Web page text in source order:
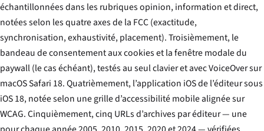
échantillonnées dans les rubriques opinion, information et direct,
notées selon les quatre axes de la FCC (exactitude,
synchronisation, exhaustivité, placement). Troisièmement, le
bandeau de consentement aux cookies et la fenêtre modale du
paywall (le cas échéant), testés au seul clavier et avec VoiceOver sur
macOS Safari 18. Quatrièmement, l’application iOS de l’éditeur sous
iOS 18, notée selon une grille d’accessibilité mobile alignée sur
WCAG. Cinquièmement, cinq URLs d’archives par éditeur — une